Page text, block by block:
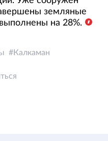
земляные
на 28%.
Калкаман